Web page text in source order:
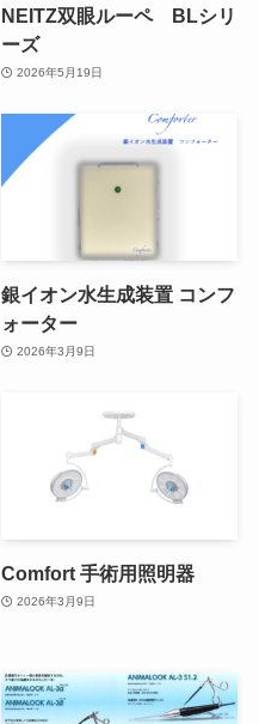
NEITZ双眼ルーペ BLシリ
ーズ
2026年5月19日
銀イオン水生成装置 コンフ
ォーター
2026年3月9日
Comfort 手術用照明器
2026年3月9日